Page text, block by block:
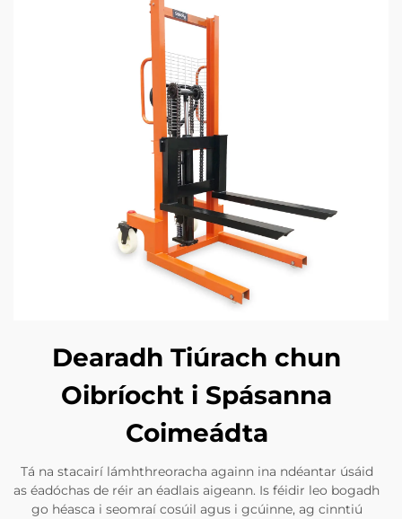
Dearadh Tiúrach chun
Oibríocht i Spásanna
Coimeádta
Tá na stacairí lámhthreoracha againn ina ndéantar úsáid
as éadóchas de réir an éadlais aigeann. Is féidir leo bogadh
go héasca i seomraí cosúil agus i gcúinne, ag cinntiú